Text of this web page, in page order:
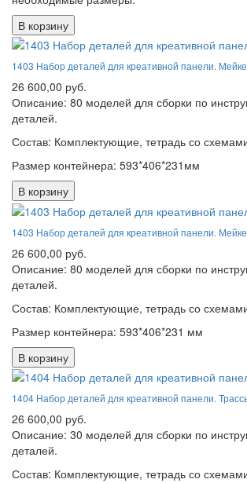
В корзину
1403 Набор деталей для креативной панели.
26 600,00 руб.
Описание: 80 моделей для сборки по
деталей.
Состав: Комплектующие, тетрадь со
Размер контейнера: 593*406*231мм
В корзину
1403 Набор деталей для креативной панели.
26 600,00 руб.
Описание: 80 моделей для сборки по
деталей.
Состав: Комплектующие, тетрадь со
Размер контейнера: 593*406*231 мм
В корзину
1404 Набор деталей для креативной панели.
26 600,00 руб.
Описание: 30 моделей для сборки по
деталей.
Состав: Комплектующие, тетрадь со